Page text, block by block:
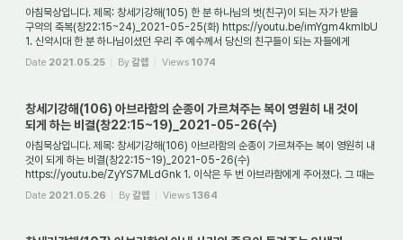
아침묵상입니다. 제목: 창세기강해(105) 한 분 하나님의 벗(친구)이 되는 자가 받을
구약의 축복(창22:15~24)_2021-05-25(화) https://youtu.be/imYgm4kmIbU
1. 신약시대 한 분 하나님이셨던 우리 주 예수께서 당신의 친구들이 되는 자들에게
약속한 축복은 무...
Date 2021.05.25 By갈렙 Views 1074
창세기강해(106) 아브라함의 순종이 가르쳐주는 복이 영원히 내 것이
되게 하는 비결(창22:15~19)_2021-05-26(수)
아침묵상입니다. 제목: 창세기강해(106) 아브라함의 순종이 가르쳐주는 복이 영원히 내
것이 되게 하는 비결(창22:15~19)_2021-05-26(수)
https://youtu.be/ZyYS7MLdGnk 1. 이삭은 두 번 아브라함에게 주어졌다. 그 때는
언제 언제였을까? 이삭은 아브라함의 1...
Date 2021.05.26 By갈렙 Views 1364